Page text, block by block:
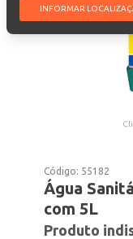
INFORMAR
Código: 55182
Água
com 5L
Produto